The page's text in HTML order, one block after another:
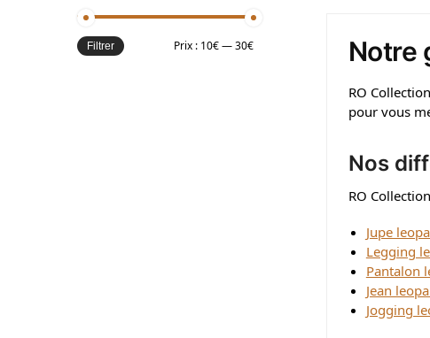
Notre
RO
pour vous
Nos
RO
Jupe
Legging
Pantalon
Jean
Jogging
Filtrer Prix : 10€—30€